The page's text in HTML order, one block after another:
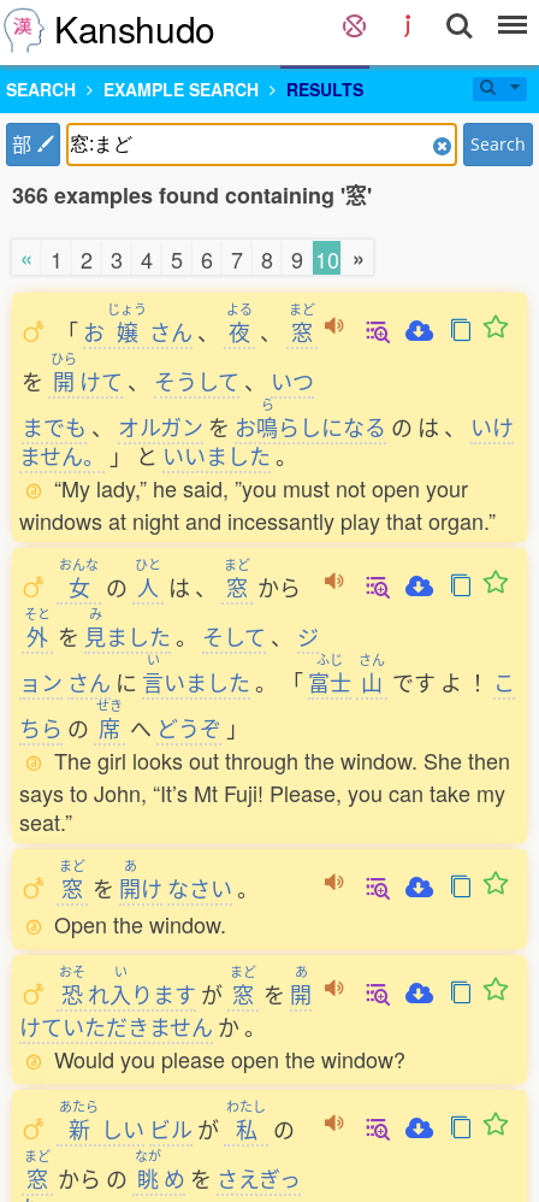
Kanshudo
SEARCH EXAMPLE SEARCH RESULTS
部 Search
366 examples found containing '窓'
« 1 2 3 4 5 6 7 8 9 10 »
「 お
じょう
嬢 さん 、
よる
夜 、
まど
窓
を
ひら
開 けて 、 そうして 、
いつ
までも 、 オルガン を お
ら
鳴らしになる の は 、
いけ
ません。
」 と いいました。
“My lady,” he said, ”you must not open your
windows at night and incessantly play that organ.”
おんな
女 の
ひと
人 は 、
まど
窓 から
そと
外 を
み
見ました。 そして 、
ジ
ョン さん に
い
言いました。 「
ふじ
富士
さん
山 です よ ！ こ
ちら の
せき
席 へ どうぞ 」
The girl looks out through the window. She then
says to John, “It’s Mt Fuji! Please, you can take my
seat.”
まど
窓 を
あ
開け なさい。
Open the window.
おそ
恐れ
い
入ります が
まど
窓 を
あ
開
けていただきません か。
Would you please open the window?
あたら
新 しい ビル が
わたし
私 の
まど
窓 から の
なが
眺め を さえぎっ